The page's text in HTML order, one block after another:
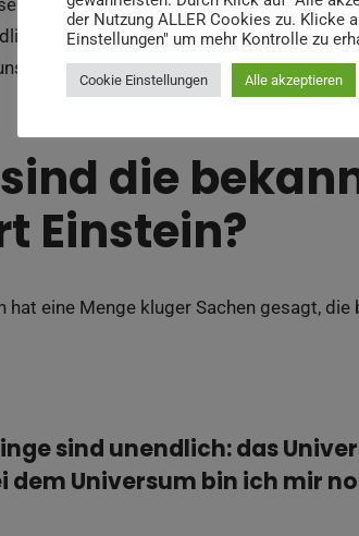
des Universums und der
Verständnis der Welt nachzudenken.
die
Einstein?
hat eine Menge kluger Sachen gesagt,
sind unendlich: das
dem Universum bin ich mir
der Nutzung ALLER Cookies zu. Klicke
Einstellungen" um mehr Kontrolle zu
Cookie Einstellungen Alle akzeptieren